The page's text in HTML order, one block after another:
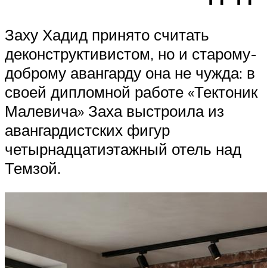
Заху Хадид принято считать
деконструктивистом, но и старому-
доброму авангарду она не чужда: в
своей дипломной работе «Тектоник
Малевича» Заха выстроила из
авангардистских фигур
четырнадцатиэтажный отель над
Темзой.